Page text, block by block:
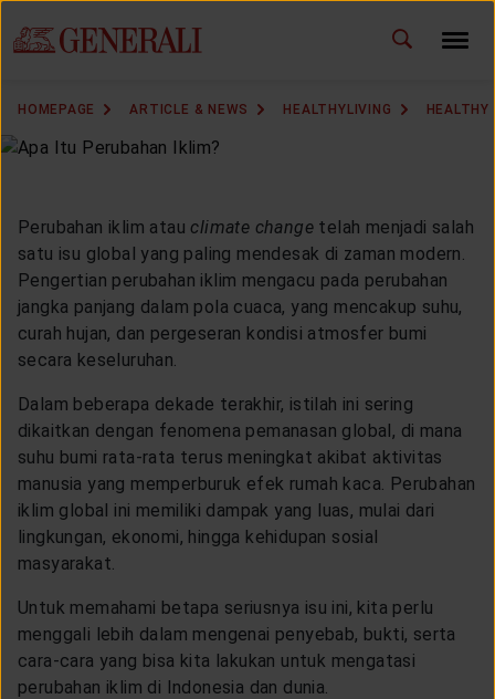
HOMEPAGE ARTICLE & NEWS HEALTHYLIVING HEALTHY
Perubahan iklim atau climate change telah menjadi salah
satu isu global yang paling mendesak di zaman modern.
Pengertian perubahan iklim mengacu pada perubahan
jangka panjang dalam pola cuaca, yang mencakup suhu,
curah hujan, dan pergeseran kondisi atmosfer bumi
secara keseluruhan.
Dalam beberapa dekade terakhir, istilah ini sering
dikaitkan dengan fenomena pemanasan global, di mana
suhu bumi rata-rata terus meningkat akibat aktivitas
manusia yang memperburuk efek rumah kaca. Perubahan
iklim global ini memiliki dampak yang luas, mulai dari
lingkungan, ekonomi, hingga kehidupan sosial
masyarakat.
Untuk memahami betapa seriusnya isu ini, kita perlu
menggali lebih dalam mengenai penyebab, bukti, serta
cara-cara yang bisa kita lakukan untuk mengatasi
perubahan iklim di Indonesia dan dunia.
CHANGE LANGUAGE ID EN
MARKETING OFFICE
INSURANCE DICTIONARY
OUR SOLUTION
CUSTOMER SERVICE
ABOUT GENERALI